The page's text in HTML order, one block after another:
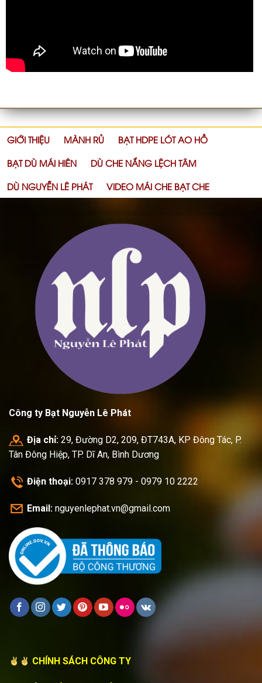
GIỚI THIỆU MÀNH RỦ
BẠT HDPE LÓT AO HỒ
BẠT DÙ MÁI HIÊN
DÙ CHE NẮNG LỆCH TÂM
DÙ NGUYỄN LÊ PHÁT
VIDEO MÁI CHE BẠT CHE
Công ty Bạt Nguyễn Lê Phát
Địa chỉ: 29, Đường D2, 209, ĐT743A, KP Đông Tác, P.
Tân Đông Hiệp, TP. Dĩ An, Bình Dương
Điện thoại: 0917 378 979 - 0979 10 2222
Email: nguyenlephat.vn@gmail.com
CHÍNH SÁCH CÔNG TY